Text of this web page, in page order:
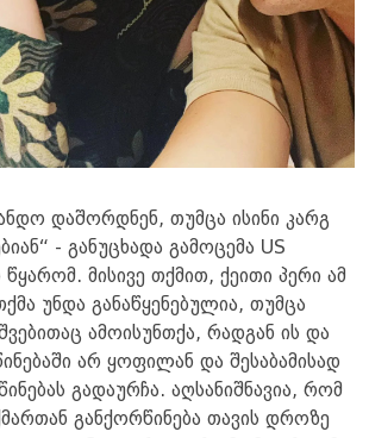
დაშორდნენ, თუმცა ისინი კარგ
- განუცხადა გამოცემა US
მისივე თქმით, ქეითი პერი ამ
უნდა განაწყენებულია, თუმცა
ამოისუნთქა, რადგან ის და
არ ყოფილან და შესაბამისად
გადაურჩა. აღსანიშნავია, რომ
განქორწინება თავის დროზე